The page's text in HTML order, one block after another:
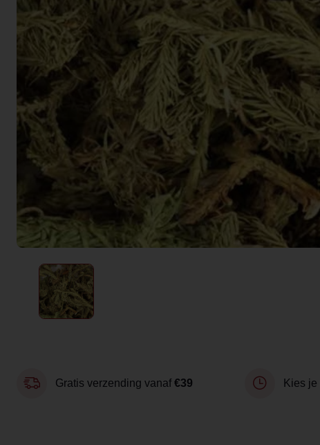
Gratis verzending vanaf €39 Kies je